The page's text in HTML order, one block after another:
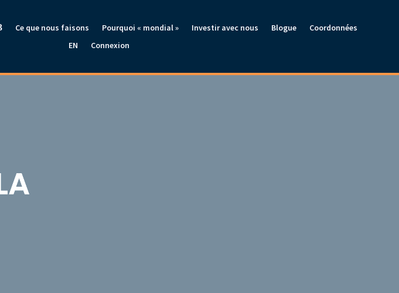
Ce que nous faisons Pourquoi « mondial » Investir avec nous Blogue
Coordonnées
EN
Connexion